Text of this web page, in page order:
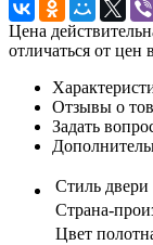
Цена
отличаться от цен
Отзывы о
Задать
Стиль двери
Страна-
Цвет